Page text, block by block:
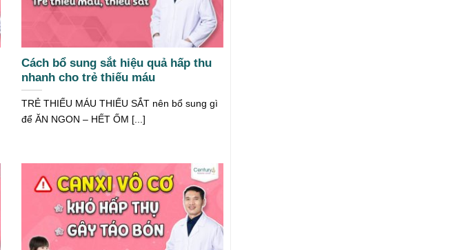
Cách bổ sung sắt hiệu quả hấp thu
nhanh cho trẻ thiếu máu
TRẺ THIẾU MÁU THIẾU SẮT nên bổ sung gì
để ĂN NGON – HẾT ỐM [...]